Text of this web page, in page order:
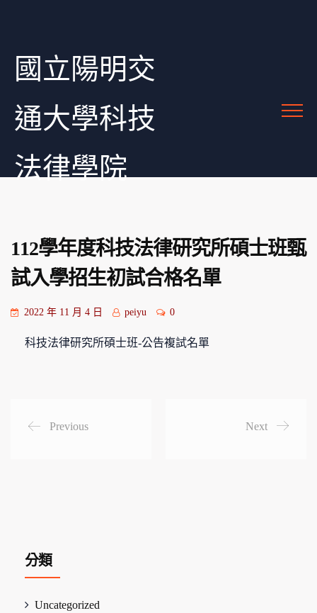
國立陽明交
通大學科技
法律學院
112學年度科技法律研究所碩士班甄
試入學招生初試合格名單
2022 年 11 月 4 日 peiyu 0
科技法律研究所碩士班-公告複試名單
Previous Next
分類
Uncategorized